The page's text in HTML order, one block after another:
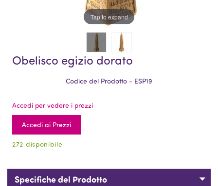
Tap to expand
Obelisco egizio dorato
Codice del Prodotto - ESP19
Accedi per vedere i prezzi
Accedi ai Prezzi
272 disponibile
Specifiche del Prodotto